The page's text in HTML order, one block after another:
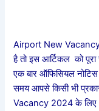
Airport New
है तो इस आर्टिकल को
एक बार ऑफिसियल
समय आपसे किसी भी
Vacancy 2024 के लिए